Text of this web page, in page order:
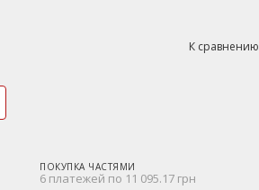
К сравнению
ПОКУПКА ЧАСТЯМИ
6 платежей по 11 095.17 грн